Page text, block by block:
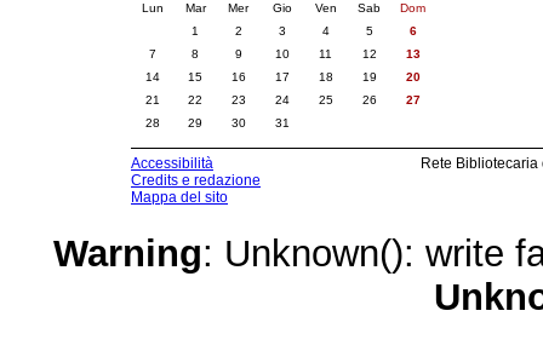
Lun Mar Mer Gio Ven Sab
Dom
1
2 3 4 5
6
7
8 9 10 11 12
13
14
15 16 17 18 19
20
21
22 23 24 25 26
27
28
29 30 31
Accessibilità
Credits e redazione
Mappa del sito
Rete
Warning: Unknown(): write